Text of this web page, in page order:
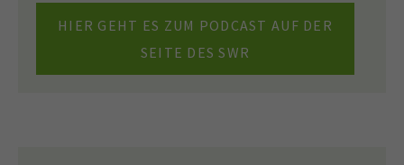
HIER GEHT ES ZUM PODCAST AUF DER
SEITE DES SWR